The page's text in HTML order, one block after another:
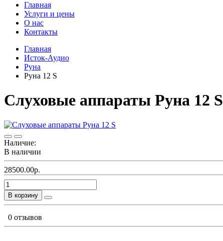
Главная
Услуги и цены
О нас
Контакты
Главная
Исток-Аудио
Руна
Руна 12 S
Слуховые аппараты Руна 12 S
Наличие:
В наличии
28500.00р.
В корзину
0 отзывов